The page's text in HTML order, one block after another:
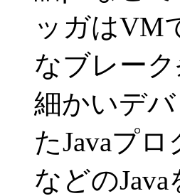
ッガはVM
なブレー
細かいデ
たJavaプ
などの